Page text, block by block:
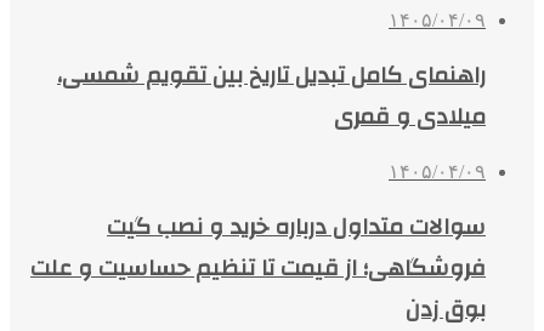
۱۴۰۵/۰۴/۰۹
راهنمای کامل تبدیل تاریخ بین تقویم شمسی،
میلادی و قمری
۱۴۰۵/۰۴/۰۹
سوالات متداول درباره خرید و نصب گیت
فروشگاهی؛ از قیمت تا تنظیم حساسیت و علت
بوق زدن